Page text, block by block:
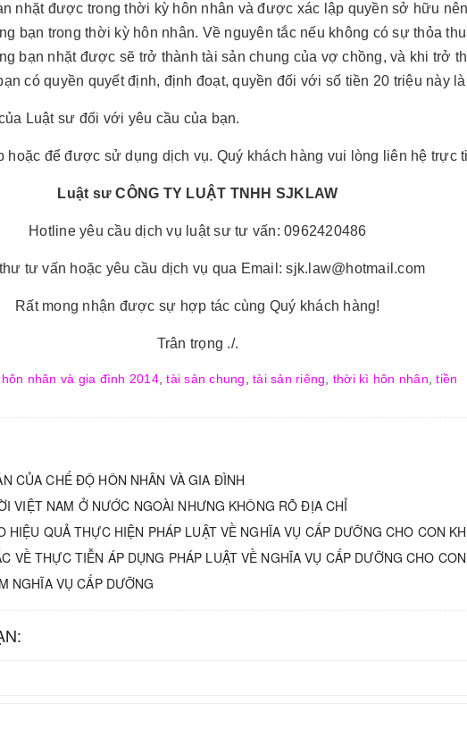
nhặt được trong thời kỳ hôn nhân và được xác lập quyền sở hữu
bạn trong thời kỳ hôn nhân. Về nguyên tắc nếu không có sự thỏa
bạn nhặt được sẽ trở thành tài sản chung của vợ chồng, và khi trở
có quyền quyết định, định đoạt, quyền đối với số tiền 20 triệu này
Luật sư đối với yêu cầu của bạn.
hoặc để được sử dụng dịch vụ. Quý khách hàng vui lòng liên hệ trực
Luật sư CÔNG TY LUẬT TNHH SJKLAW
Hotline yêu cầu dịch vụ luật sư tư vấn: 0962420486
tư vấn hoặc yêu cầu dịch vụ qua Email: sjk.law@hotmail.com
Rất mong nhận được sự hợp tác cùng Quý khách hàng!
Trân trọng ./.
nhân và gia đình 2014,tài sản chung tài sản riêng thời kì hôn nhân ,tiền
CỦA CHẾ ĐỘ HÔN NHÂN VÀ GIA ĐÌNH
VIỆT NAM Ở NƯỚC NGOÀI NHƯNG KHÔNG RÕ ĐỊA CHỈ
HIỆU QUẢ THỰC HIỆN PHÁP LUẬT VỀ NGHĨA VỤ CẤP DƯỠNG CHO CON
VỀ THỰC TIỄN ÁP DỤNG PHÁP LUẬT VỀ NGHĨA VỤ CẤP DƯỠNG CHO
NGHĨA VỤ CẤP DƯỠNG